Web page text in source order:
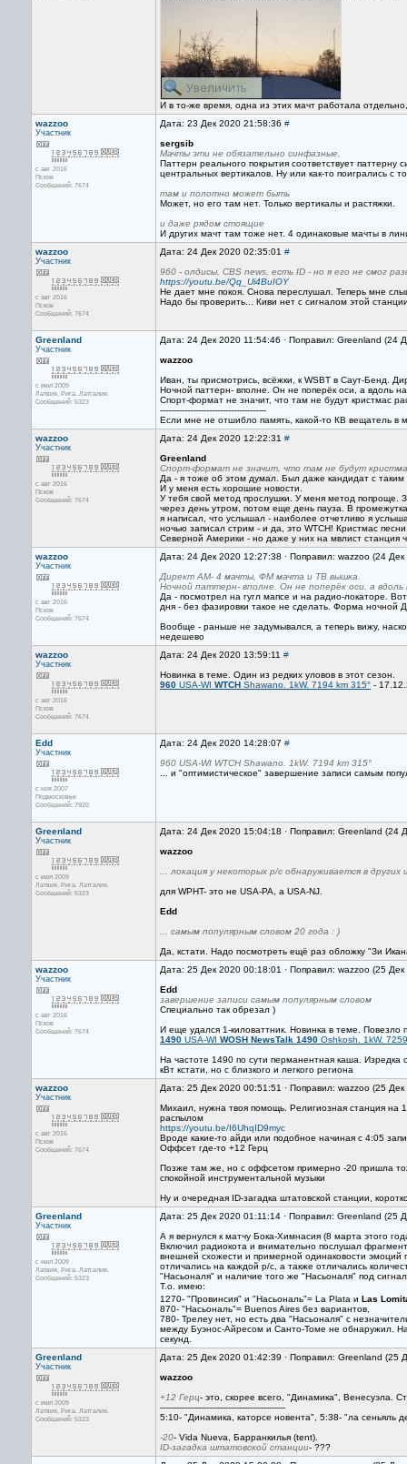
И в то-же время, одна из этих мачт работала
wazzoo
Участник
с авг 2016
Псков
Сообщений: 7674
Дата: 23 Дек 2020 21:58:36 #
sergsib
Мачты эти не обязательно синфазные,
Паттерн реального покрытия соответствует
центральных вертикалов. Ну или как-то поигрались с
там и полотно может быть
Может, но его там нет. Только вертикалы и растяжки.
и даже рядом стоящие
И других мачт там тоже нет. 4 одинаковые мачты в
wazzoo
Участник
с авг 2016
Псков
Сообщений: 7674
Дата: 24 Дек 2020 02:35:01 #
960 - олдисы, CBS news, есть ID - но я его не смог
https://youtu.be/Qq_Ui4BuIOY
Не дает мне покоя. Снова переслушал. Теперь мне
Надо бы проверить... Киви нет с сигналом этой
Greenland
Участник
с июл 2009
Латвия, Рига. Латгалия.
Сообщений: 5323
Дата: 24 Дек 2020 11:54:46 · Поправил: Greenland (24
wazzoo
Иван, ты присмотрись, всёжки, к WSBT в Саут-Бенд.
Ночной паттерн- вполне. Он не поперёк оси, а вдоль
Спорт-формат не значит, что там не будут кристмас
---------------------------------------
Если мне не отшибло память, какой-то КВ вещатель в
wazzoo
Участник
с авг 2016
Псков
Сообщений: 7674
Дата: 24 Дек 2020 12:22:31 #
Greenland
Спорт-формат не значит, что там не будут
Да - я тоже об этом думал. Был даже кандидат с
И у меня есть хорошие новости.
У тебя свой метод прослушки. У меня метод попроще.
через день утром, потом еще день пауза. В
я написал, что услышал - наиболее отчетливо я
ночью записал стрим - и да, это WTCH! Кристмас
Северной Америки - но даже у них на мвлист станция
wazzoo
Участник
с авг 2016
Псков
Сообщений: 7674
Дата: 24 Дек 2020 12:27:38 · Поправил: wazzoo (24
Директ АМ- 4 мачты, ФМ мачта и ТВ вышка.
Ночной паттерн- вполне. Он не поперёк оси, а
Да - посмотрел на гугл мапсе и на радио-локаторе.
дня - без фазировки такое не сделать. Форма
Вообще - раньше не задумывался, а теперь вижу,
недешево
wazzoo
Участник
с авг 2016
Псков
Сообщений: 7674
Дата: 24 Дек 2020 13:59:11 #
Новинка в теме. Один из редких уловов в этот сезон.
960 USA-WI WTCH Shawano. 1kW. 7194 km 315° -
Edd
Участник
с ноя 2007
Подмосковье
Сообщений: 7920
Дата: 24 Дек 2020 14:28:07 #
960 USA-WI WTCH Shawano. 1kW. 7194 km 315°
... и "оптимистическое" завершение записи самым
Greenland
Участник
с июл 2009
Латвия, Рига. Латгалия.
Сообщений: 5323
Дата: 24 Дек 2020 15:04:18 · Поправил: Greenland (24
wazzoo
... локация у некоторых р/с обнаруживается в
для WPHT- это не USA-PA, а USA-NJ.
Edd
... самым популярным словом 20 года : )
Да, кстати. Надо посмотреть ещё раз обложку "Зи
wazzoo
Участник
с авг 2016
Псков
Сообщений: 7674
Дата: 25 Дек 2020 00:18:01 · Поправил: wazzoo (25
Edd
завершение записи самым популярным словом
Специально так обрезал )
И еще удался 1-киловаттник. Новинка в теме. Повезло
1490 USA-WI WOSH NewsTalk 1490 Oshkosh. 1kW.
На частоте 1490 по сути перманентная каша.
кВт кстати, но с близкого и легкого региона
wazzoo
Участник
с авг 2016
Псков
Сообщений: 7674
Дата: 25 Дек 2020 00:51:51 · Поправил: wazzoo (25
Михаил, нужна твоя помощь. Религиозная станция на
распылом
https://youtu.be/I6UhqID9myc
Вроде какие-то айди или подобное начиная с 4:05
Оффсет где-то +12 Герц
Позже там же, но с оффсетом примерно -20 пришла
спокойной инструментальной музыки
Ну и очередная ID-загадка штатовской станции,
Greenland
Участник
с июл 2009
Латвия, Рига. Латгалия.
Сообщений: 5323
Дата: 25 Дек 2020 01:11:14 · Поправил: Greenland (25
А я вернулся к матчу Бока-Химнасия (8 марта этого
Включил радиокота и внимательно послушал
внешней схожести и примерной одинаковости
отличались на каждой р/с, а также отличались
"Насьоналя" и наличие того же "Насьоналя" под
Т.о. имею:
1270- "Провинсия" и "Насьональ"= La Plata и Las
870- "Насьональ"= Buenos Aires без вариантов,
780- Трелеу нет, но есть два "Насьоналя" с
между Буэнос-Айресом и Санто-Томе не обнаружил.
секунд.
Greenland
Участник
с июл 2009
Латвия, Рига. Латгалия.
Сообщений: 5323
Дата: 25 Дек 2020 01:42:39 · Поправил: Greenland (25
wazzoo
+12 Герц- это, скорее всего, "Динамика", Венесуэла.
----------------------------------------------
5:10- "Динамика, каторсе новента", 5:38- "ла сеньяль
-20- Vida Nueva, Барранкилья (tent).
ID-загадка штатовской станции- ???